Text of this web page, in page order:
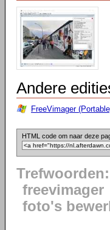
Andere
FreeVimager
HTML code om naar deze
Trefwoorden:
freevimager
foto's